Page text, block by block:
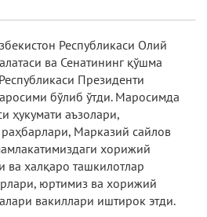
Республикаси Олий
ва Сенатининг қўшма
Президенти
бўлиб ўтди. Маросимда
ҳукумати аъзолари,
Марказий сайлов
хорижий
ва халқаро ташкилотлар
юртимиз ва хорижий
вакиллари иштирок этди.